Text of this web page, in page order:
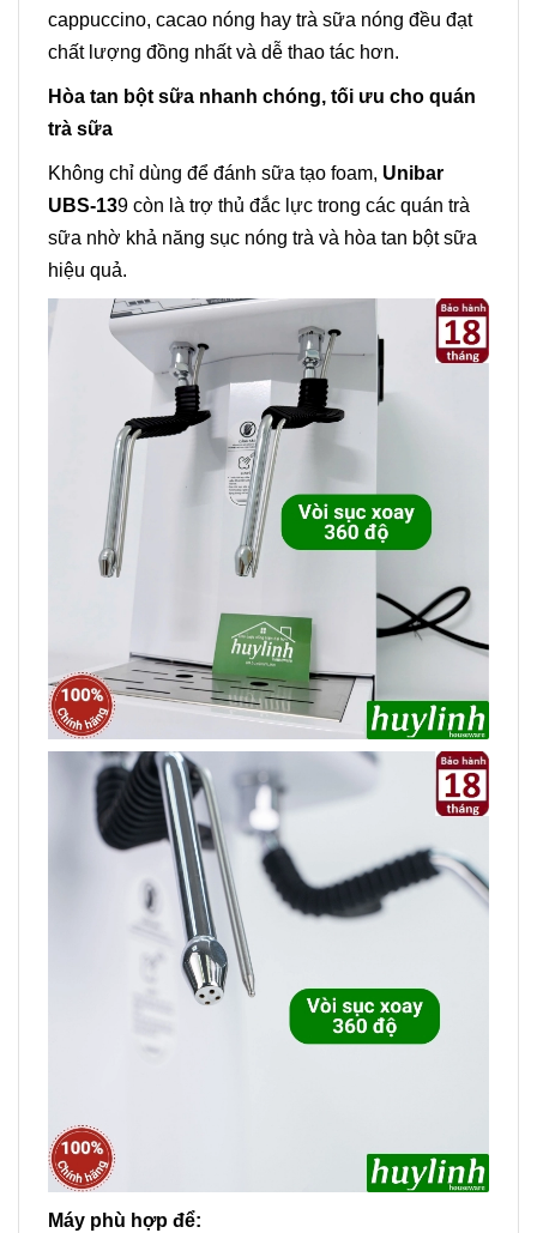
cappuccino, cacao nóng hay trà sữa nóng đều đạt
chất lượng đồng nhất và dễ thao tác hơn.
Hòa tan bột sữa nhanh chóng, tối ưu cho quán
trà sữa
Không chỉ dùng để đánh sữa tạo foam, Unibar
UBS-139 còn là trợ thủ đắc lực trong các quán trà
sữa nhờ khả năng sục nóng trà và hòa tan bột sữa
hiệu quả.
Máy phù hợp để: